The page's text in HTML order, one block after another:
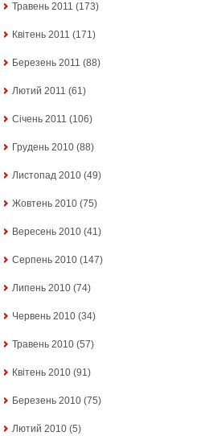
Травень 2011 (173)
Квітень 2011 (171)
Березень 2011 (88)
Лютий 2011 (61)
Січень 2011 (106)
Грудень 2010 (88)
Листопад 2010 (49)
Жовтень 2010 (75)
Вересень 2010 (41)
Серпень 2010 (147)
Липень 2010 (74)
Червень 2010 (34)
Травень 2010 (57)
Квітень 2010 (91)
Березень 2010 (75)
Лютий 2010 (5)